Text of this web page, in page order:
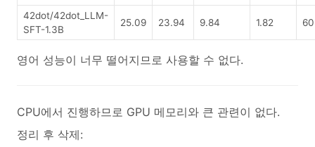
42dot/42dot_LLM-
SFT-1.3B
25.09 23.94 9.84 1.82
영어 성능이 너무 떨어지므로 사용할 수 없다.
CPU에서 진행하므로 GPU 메모리와 큰 관련이 없다.
정리 후 삭제: